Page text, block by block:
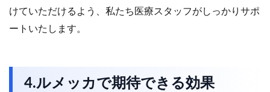
けていただけるよう、私たち医療スタッフがしっかりサポ
ートいたします。
4.ルメッカで期待できる効果